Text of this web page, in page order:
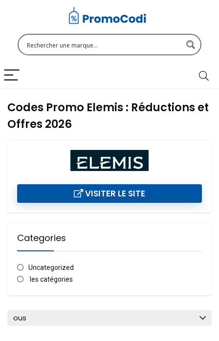
Codes Promo Elemis : Réductions et
Offres 2026
VISITER LE SITE
Categories
Uncategorized
les catégories
ous